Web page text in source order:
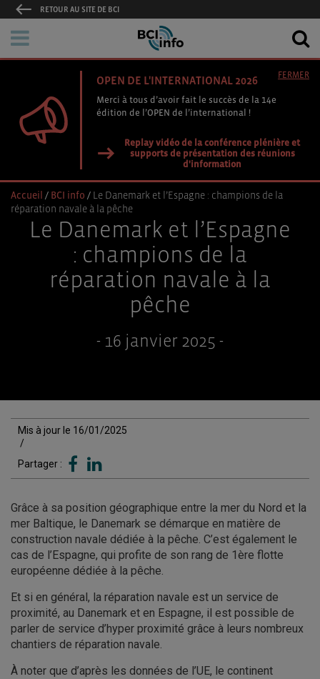
RETOUR AU SITE DE BCI
OPEN DE L'INTERNATIONAL 2026
Merci à tous d’avoir fait le succès de la 14e
édition de l’OPEN de l’international !
Replay vidéo de la conférence plénière et
supports de présentation des réunions
d'information
FERMER
Accueil / BCI info / Le Danemark et l’Espagne : champions de la
réparation navale à la pêche
Le Danemark et l’Espagne
: champions de la
réparation navale à la
pêche
- 16 janvier 2025 -
Mis à jour le 16/01/2025
/
Partager :
Grâce à sa position géographique entre la mer du Nord et la
mer Baltique, le Danemark se démarque en matière de
construction navale dédiée à la pêche. C’est également le
cas de l’Espagne, qui profite de son rang de 1ère flotte
européenne dédiée à la pêche.
Et si en général, la réparation navale est un service de
proximité, au Danemark et en Espagne, il est possible de
parler de service d’hyper proximité grâce à leurs nombreux
chantiers de réparation navale.
À noter que d’après les données de l’UE, le continent